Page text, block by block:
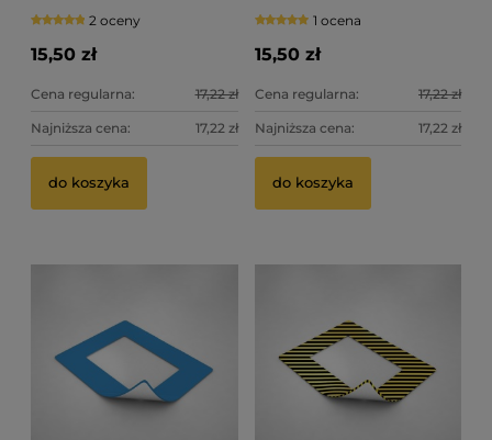
2 oceny
15,50 zł
Cena regularna: 17,22 zł
Najniższa cena: 17,22 zł
do koszyka
1 ocena
15,50 zł
Cena regularna: 17,22 zł
Najniższa cena: 17,22 zł
do koszyka